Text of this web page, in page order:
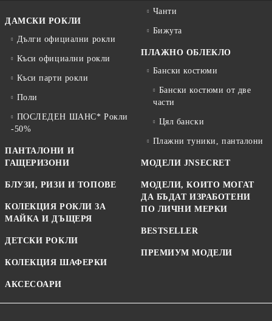
ДАМСКИ РОКЛИ
Дълги официални рокли
Къси официални рокли
Къси парти рокли
Поли
ПОСЛЕДЕН ШАНС* Рокли
-50%
ПАНТАЛОНИ И
ГАЩЕРИЗОНИ
БЛУЗИ, РИЗИ И ТОПОВЕ
КОЛЕКЦИЯ РОКЛИ ЗА
МАЙКА И ДЪЩЕРЯ
ДЕТСКИ РОКЛИ
КОЛЕКЦИЯ ШАФЕРКИ
АКСЕСОАРИ
Чанти
Бижута
ПЛАЖНО ОБЛЕКЛО
Бански костюми
Бански костюми от две
части
Цял бански
Плажни туники, панталони
МОДЕЛИ JNSECRET
МОДЕЛИ, КОИТО МОГАТ
ДА БЪДАТ ИЗРАБОТЕНИ
ПО ЛИЧНИ МЕРКИ
BESTSELLER
ПРЕМИУМ МОДЕЛИ